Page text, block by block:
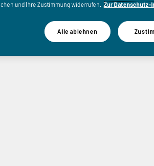
und Ihre Zustimmung widerrufen. Zur Datenschutz-
Alle ablehnen